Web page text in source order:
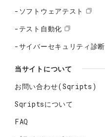
-ソフトウェアテスト
-テスト自動化
-サイバーセキュリティ診断
当サイトについて
お問い合わせ(Sqripts)
Sqriptsについて
FAQ